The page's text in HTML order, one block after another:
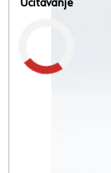
Učitavanje